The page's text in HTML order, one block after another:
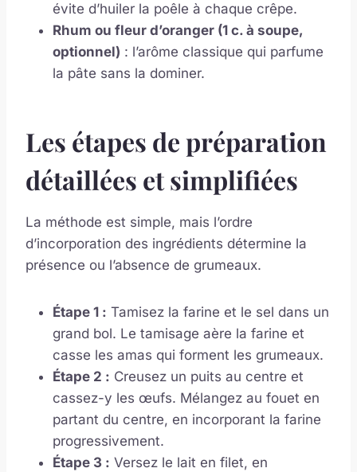
évite d’huiler la poêle à chaque crêpe.
Rhum ou fleur d’oranger (1 c. à soupe,
optionnel) : l’arôme classique qui parfume
la pâte sans la dominer.
Les étapes de préparation
détaillées et simplifiées
La méthode est simple, mais l’ordre
d’incorporation des ingrédients détermine la
présence ou l’absence de grumeaux.
Étape 1 : Tamisez la farine et le sel dans un
grand bol. Le tamisage aère la farine et
casse les amas qui forment les grumeaux.
Étape 2 : Creusez un puits au centre et
cassez-y les œufs. Mélangez au fouet en
partant du centre, en incorporant la farine
progressivement.
Étape 3 : Versez le lait en filet, en